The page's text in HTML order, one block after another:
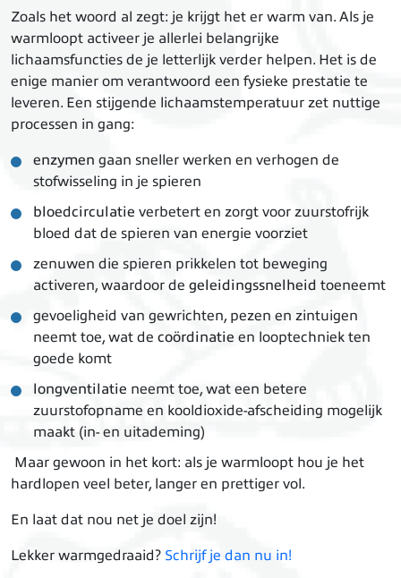
Zoals het woord al zegt: je krijgt het er warm van. Als je
warmloopt activeer je allerlei belangrijke
lichaamsfuncties de je letterlijk verder helpen. Het is de
enige manier om verantwoord een fysieke prestatie te
leveren. Een stijgende lichaamstemperatuur zet nuttige
processen in gang:
enzymen gaan sneller werken en verhogen de
stofwisseling in je spieren
bloedcirculatie verbetert en zorgt voor zuurstofrijk
bloed dat de spieren van energie voorziet
zenuwen die spieren prikkelen tot beweging
activeren, waardoor de geleidingssnelheid toeneemt
gevoeligheid van gewrichten, pezen en zintuigen
neemt toe, wat de coördinatie en looptechniek ten
goede komt
longventilatie neemt toe, wat een betere
zuurstofopname en kooldioxide-afscheiding mogelijk
maakt (in- en uitademing)
Maar gewoon in het kort: als je warmloopt hou je het
hardlopen veel beter, langer en prettiger vol.
En laat dat nou net je doel zijn!
Lekker warmgedraaid? Schrijf je dan nu in!